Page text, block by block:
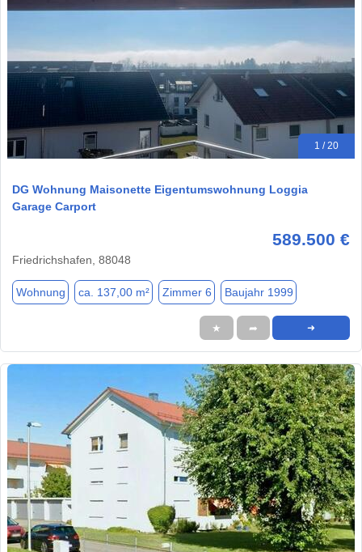
1 / 20
DG Wohnung Maisonette Eigentumswohnung Loggia
Garage Carport
589.500 €
Friedrichshafen, 88048
Wohnung ca. 137,00 m² Zimmer 6 Baujahr 1999
★ ➦ ➜